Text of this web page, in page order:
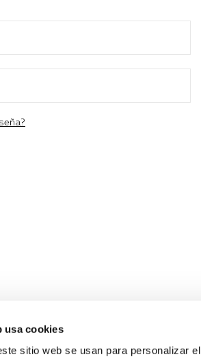
usa cookies
sitio web se usan para personalizar